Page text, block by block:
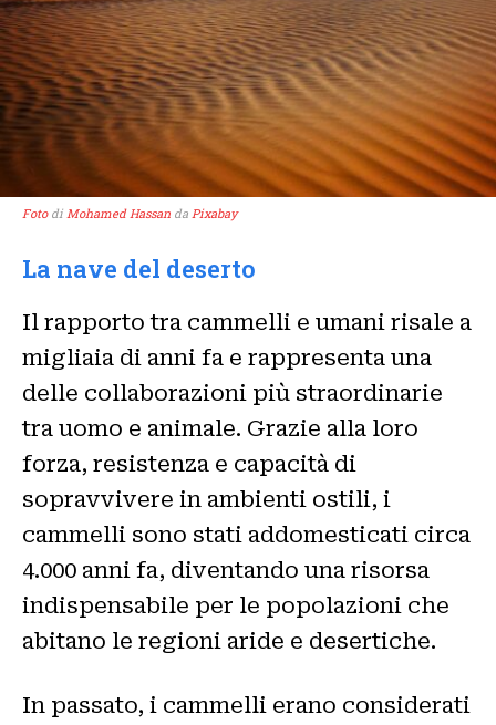
Fotodi Mohamed Hassan da Pixabay
La nave del deserto
Il rapporto tra cammelli e umani risale a
migliaia di anni fa e rappresenta una
delle collaborazioni più straordinarie
tra uomo e animale. Grazie alla loro
forza, resistenza e capacità di
sopravvivere in ambienti ostili, i
cammelli sono stati addomesticati circa
4.000 anni fa, diventando una risorsa
indispensabile per le popolazioni che
abitano le regioni aride e desertiche.
In passato, i cammelli erano considerati